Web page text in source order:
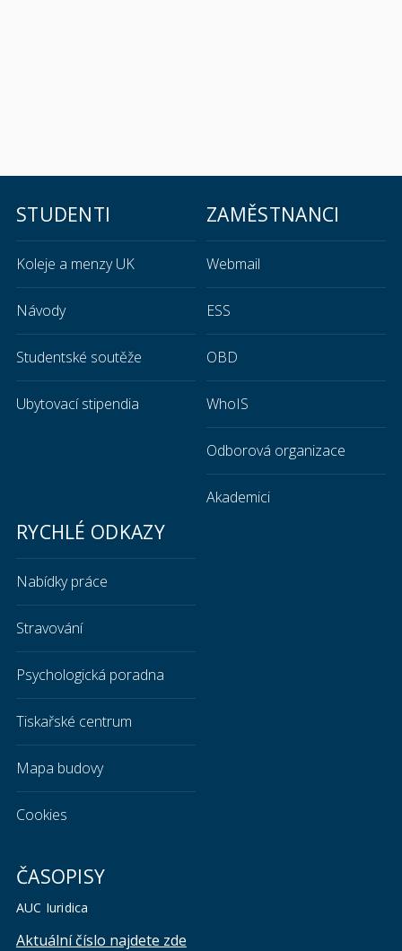
STUDENTI
Koleje a menzy UK
Návody
Studentské soutěže
Ubytovací stipendia
ZAMĚSTNANCI
Webmail
ESS
OBD
WhoIS
Odborová organizace
Akademici
RYCHLÉ ODKAZY
Nabídky práce
Stravování
Psychologická poradna
Tiskařské centrum
Mapa budovy
Cookies
ČASOPISY
AUC Iuridica
Aktuální číslo najdete zde